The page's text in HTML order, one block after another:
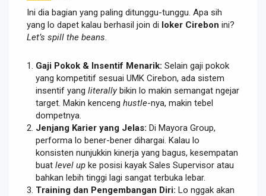
Ini dia bagian yang paling ditunggu-tunggu. Apa sih
yang lo dapet kalau berhasil join di loker Cirebon ini?
Let’s spill the beans
Gaji Pokok & Insentif Menarik: Selain gaji pokok
yang kompetitif sesuai UMK Cirebon, ada sistem
insentif yang literallybikin lo makin semangat ngejar
target. Makin kenceng hustle-nya, makin tebel
dompetnya.
Jenjang Karier yang Jelas: Di Mayora Group,
performa lo bener-bener dihargai. Kalau lo
konsisten nunjukkin kinerja yang bagus, kesempatan
buat level up ke posisi kayak Sales Supervisor atau
bahkan lebih tinggi lagi sangat terbuka lebar.
Training dan Pengembangan Diri: Lo nggak akan